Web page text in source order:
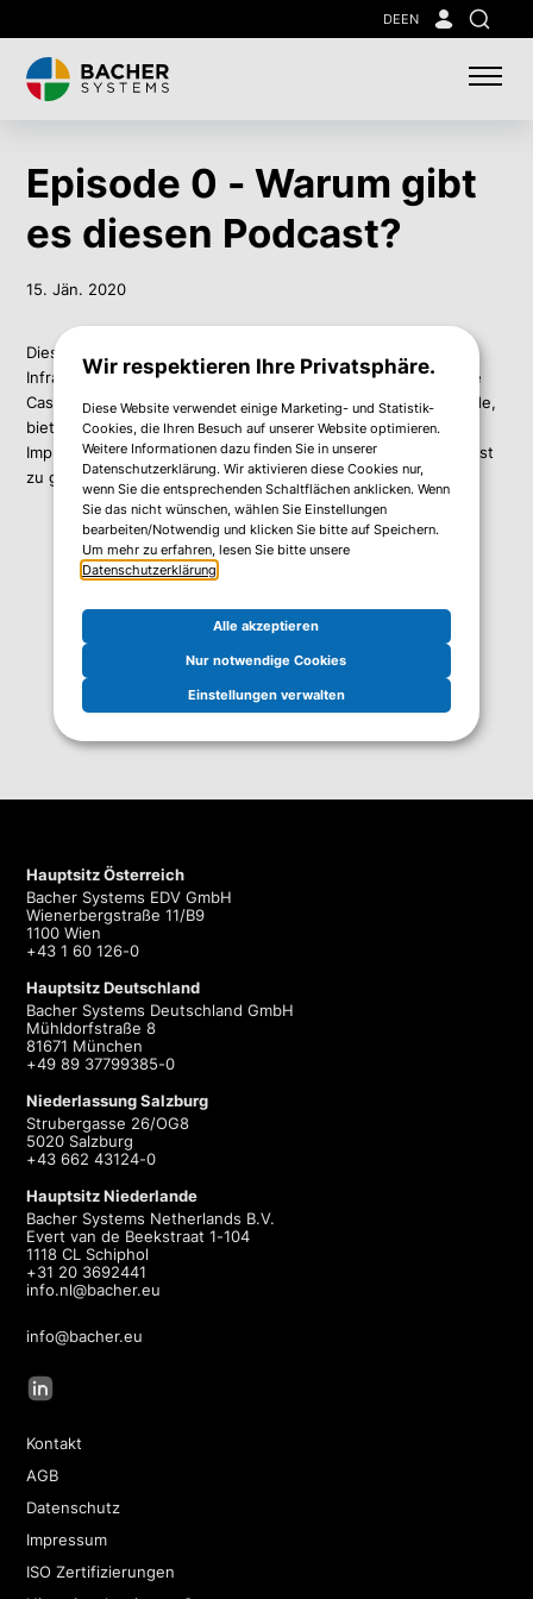
to
main
content
DEEN
Suche
Episode 0 - Warum gibt
es diesen Podcast?
15. Jän. 2020
Dieser Podcast räumt Mythen rund um Hyperconverged
Infrastructure (HCI) aus dem Weg und stellt Ihnen einige Use
Cases vor. Als österreichischer HCI-Partner der ersten Stunde,
bieten wir unseren Kunden vielfältige Lösungen zur
Implementierung von HCI an. Somit lag es nahe, einen Podcast
zu gestalten der als Guide durch die HCI-Technologie führt.
Wir respektieren Ihre Privatsphäre.
Diese Website verwendet einige Marketing- und Statistik-
Cookies, die Ihren Besuch auf unserer Website optimieren.
Weitere Informationen dazu finden Sie in unserer
Datenschutzerklärung. Wir aktivieren diese Cookies nur,
wenn Sie die entsprechenden Schaltflächen anklicken. Wenn
Sie das nicht wünschen, wählen Sie Einstellungen
bearbeiten/Notwendig und klicken Sie bitte auf Speichern.
Um mehr zu erfahren, lesen Sie bitte unsere
Datenschutzerklärung.
Alle akzeptieren
Nur notwendige Cookies
Einstellungen verwalten
Hauptsitz Österreich
Bacher Systems EDV GmbH
Wienerbergstraße 11/B9
1100 Wien
+43 1 60 126-0
Hauptsitz Deutschland
Bacher Systems Deutschland GmbH
Mühldorfstraße 8
81671 München
+49 89 37799385-0
Niederlassung Salzburg
Strubergasse 26/OG8
5020 Salzburg
+43 662 43124-0
Hauptsitz Niederlande
Bacher Systems Netherlands B.V.
Evert van de Beekstraat 1-104
1118 CL Schiphol
+31 20 3692441
info.nl@bacher.eu
info@bacher.eu
Kontakt
AGB
Datenschutz
Impressum
ISO Zertifizierungen